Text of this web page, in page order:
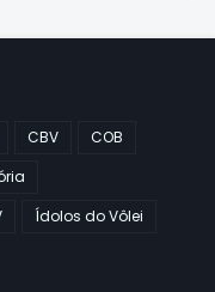
CBV
COB
Ídolos do Vôlei